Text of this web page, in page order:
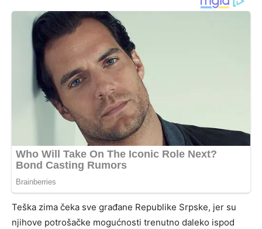
Teška zima čeka sve građane Republike Srpske, jer su
njihove potrošačke mogućnosti trenutno daleko ispod